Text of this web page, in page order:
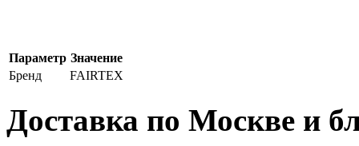
Параметр Значение
Бренд
FAIRTEX
Доставка по Москве и